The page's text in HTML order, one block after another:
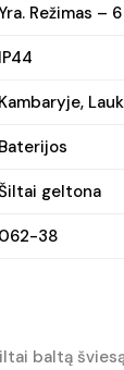
Režimas –
IP44
Kambaryje,
Baterijos
geltona
062-38
baltą